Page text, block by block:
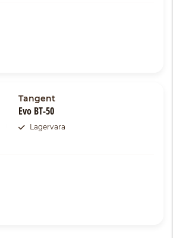
Tangent
Evo BT-50
Lagervara